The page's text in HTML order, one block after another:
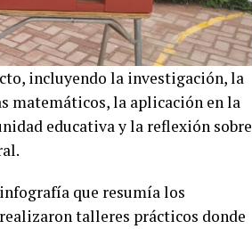
incluyendo la investigación, la
matemáticos, la aplicación en la
educativa y la reflexión sobre
que resumía los
talleres prácticos donde